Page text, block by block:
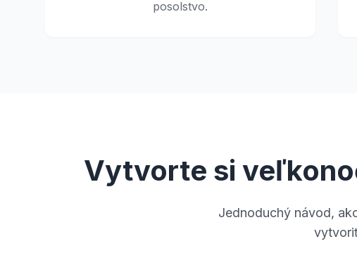
posolstvo.
Vytvorte si
Jednoduchý návod,